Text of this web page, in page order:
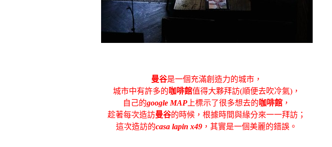
曼谷是一個充滿創造力的城市，
城市中有許多的咖啡館值得大夥拜訪(順便去吹冷氣)，
自己的google MAP 上標示了很多想去的咖啡館 ，
趁著每次造訪曼谷的時候，根據時間與緣分來一一拜訪；
這次造訪的casa lapin x49 ，其實是一個美麗的錯誤。